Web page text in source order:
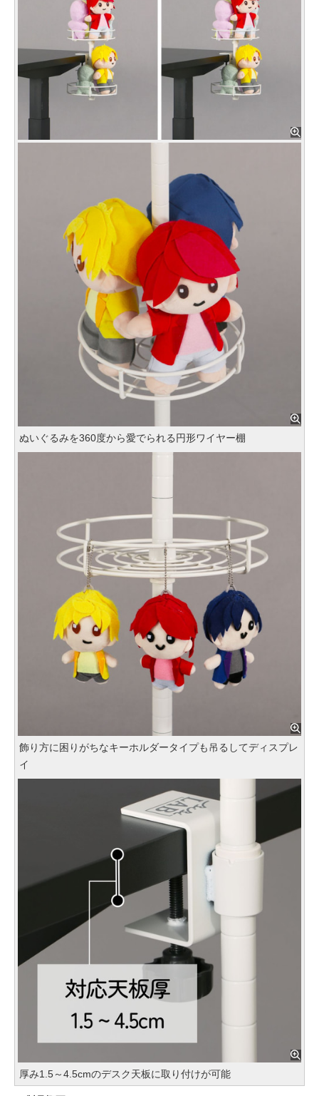
ぬいぐるみを360度から愛でられる円形ワイヤー棚
飾り方に困りがちなキーホルダータイプも吊るしてディスプレ
イ
厚み1.5～4.5cmのデスク天板に取り付けが可能